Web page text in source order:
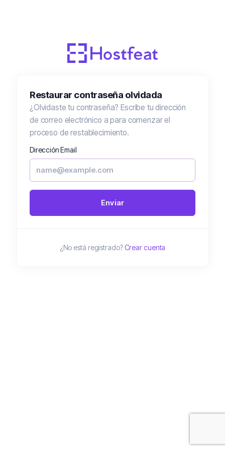
Restaurar contraseña olvidada
¿Olvidaste tu contraseña? Escribe tu dirección
de correo electrónico a para comenzar el
proceso de restablecimiento.
Dirección Email
Enviar
¿No está registrado?Crear cuenta